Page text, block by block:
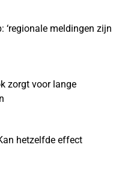
‘regionale meldingen zijn
zorgt voor lange
hetzelfde effect